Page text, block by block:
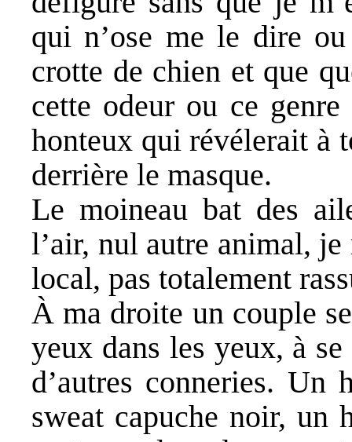
qui n’ose me le dire
crotte de chien et que
cette odeur ou ce
honteux qui révélerait à
derrière le masque.
Le moineau bat des
l’air, nul autre animal,
local, pas totalement
À ma droite un couple
yeux dans les yeux, à
d’autres conneries. Un
sweat capuche noir, un